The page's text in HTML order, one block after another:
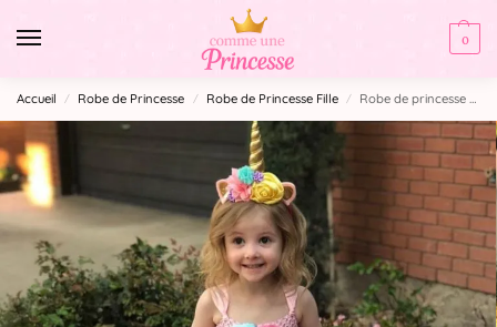
0
Accueil / Robe de Princesse / Robe de Princesse Fille / Robe de princesse Licorne